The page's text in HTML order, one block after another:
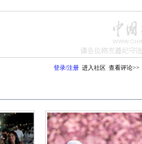
登录/注册 进入社区 查看评论>>